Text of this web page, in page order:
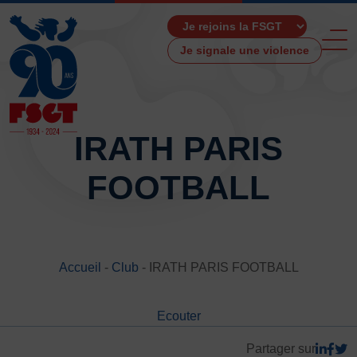
Je signale une violence
Les Boutiques F.S.G.T
IRATH PARIS
FOOTBALL
Accueil - Club - IRATH PARIS FOOTBALL
Ecouter
Partager sur